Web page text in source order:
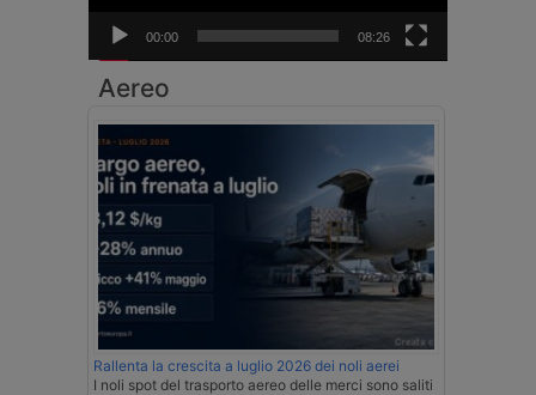
00:00 08:26
Aereo
Rallenta la crescita a luglio 2026 dei noli aerei
I noli spot del trasporto aereo delle merci sono saliti